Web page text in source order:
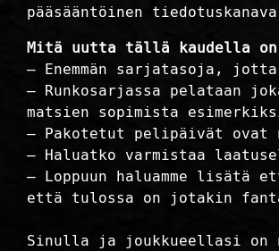
pääsääntöinen
Mitä uutta tällä kaudella on
– Enemmän sarjatasoja,
– Runkosarjassa pelataan
matsien sopimista
– Pakotetut pelipäivät
– Haluatko varmistaa
– Loppuun haluamme
että tulossa on jotakin
Sinulla ja joukkueellasi on